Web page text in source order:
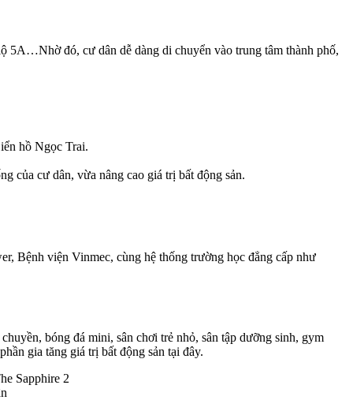
5A…Nhờ đó, cư dân dễ dàng di chuyển vào trung tâm thành phố,
hồ Ngọc Trai.
của cư dân, vừa nâng cao giá trị bất động sản.
Bệnh viện Vinmec, cùng hệ thống trường học đẳng cấp như
bóng đá mini, sân chơi trẻ nhỏ, sân tập dưỡng sinh, gym
gia tăng giá trị bất động sản tại đây.
Sapphire 2